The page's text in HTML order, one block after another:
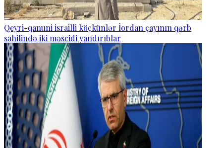
Qeyri-qanuni israilli köçkünlər İordan çayının qərb
sahilində iki məscidi yandırıblar